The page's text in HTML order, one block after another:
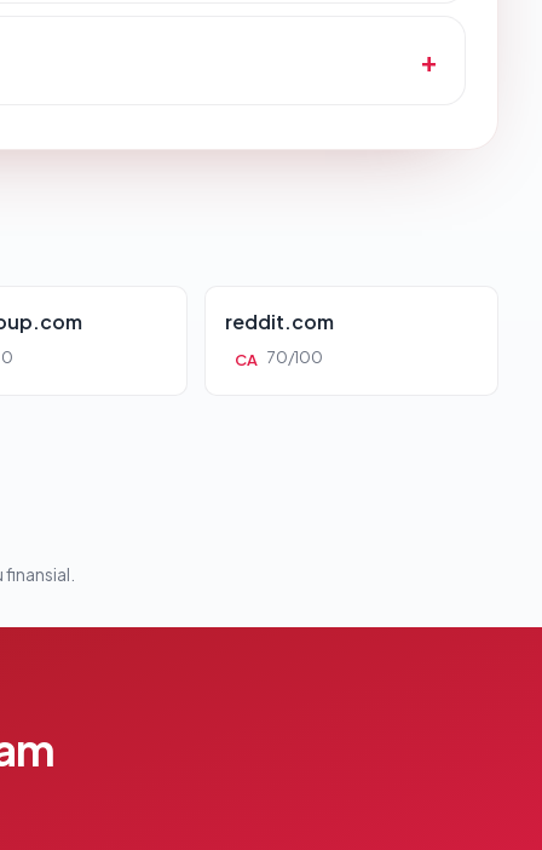
reddit.com
CA 70/100